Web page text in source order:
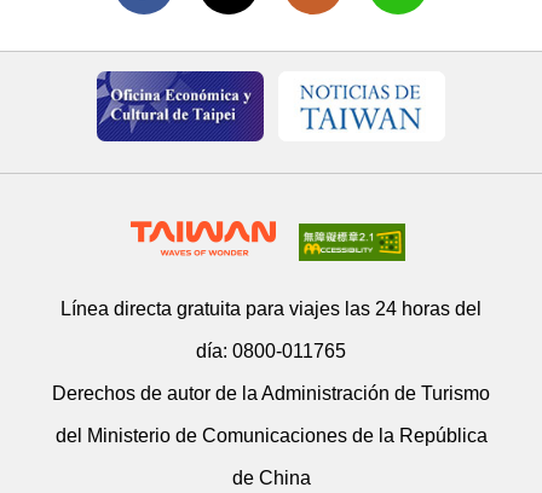
Línea directa gratuita para viajes las 24 horas del
día: 0800-011765
Derechos de autor de la Administración de Turismo
del Ministerio de Comunicaciones de la República
de China